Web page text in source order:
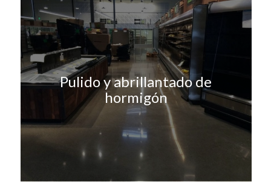
Pulido y abrillantado de
hormigón